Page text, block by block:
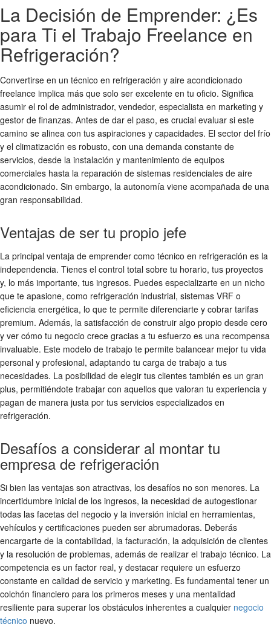
La Decisión de Emprender: ¿Es
para Ti el Trabajo Freelance en
Refrigeración?
Convertirse en un técnico en refrigeración y aire acondicionado
freelance implica más que solo ser excelente en tu oficio. Significa
asumir el rol de administrador, vendedor, especialista en marketing y
gestor de finanzas. Antes de dar el paso, es crucial evaluar si este
camino se alinea con tus aspiraciones y capacidades. El sector del frío
y el climatización es robusto, con una demanda constante de
servicios, desde la instalación y mantenimiento de equipos
comerciales hasta la reparación de sistemas residenciales de aire
acondicionado. Sin embargo, la autonomía viene acompañada de una
gran responsabilidad.
Ventajas de ser tu propio jefe
La principal ventaja de emprender como técnico en refrigeración es la
independencia. Tienes el control total sobre tu horario, tus proyectos
y, lo más importante, tus ingresos. Puedes especializarte en un nicho
que te apasione, como refrigeración industrial, sistemas VRF o
eficiencia energética, lo que te permite diferenciarte y cobrar tarifas
premium. Además, la satisfacción de construir algo propio desde cero
y ver cómo tu negocio crece gracias a tu esfuerzo es una recompensa
invaluable. Este modelo de trabajo te permite balancear mejor tu vida
personal y profesional, adaptando tu carga de trabajo a tus
necesidades. La posibilidad de elegir tus clientes también es un gran
plus, permitiéndote trabajar con aquellos que valoran tu experiencia y
pagan de manera justa por tus servicios especializados en
refrigeración.
Desafíos a considerar al montar tu
empresa de refrigeración
Si bien las ventajas son atractivas, los desafíos no son menores. La
incertidumbre inicial de los ingresos, la necesidad de autogestionar
todas las facetas del negocio y la inversión inicial en herramientas,
vehículos y certificaciones pueden ser abrumadoras. Deberás
encargarte de la contabilidad, la facturación, la adquisición de clientes
y la resolución de problemas, además de realizar el trabajo técnico. La
competencia es un factor real, y destacar requiere un esfuerzo
constante en calidad de servicio y marketing. Es fundamental tener un
colchón financiero para los primeros meses y una mentalidad
resiliente para superar los obstáculos inherentes a cualquier negocio
técnico nuevo.